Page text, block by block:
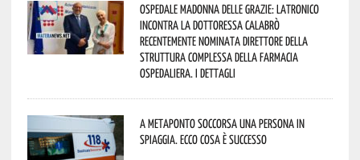
Ospedale Madonna delle Grazie: Latronico
incontra la dottoressa Calabrò
recentemente nominata Direttore della
Struttura Complessa della Farmacia
Ospedaliera. I dettagli
A Metaponto soccorsa una persona in
spiaggia. Ecco cosa è successo